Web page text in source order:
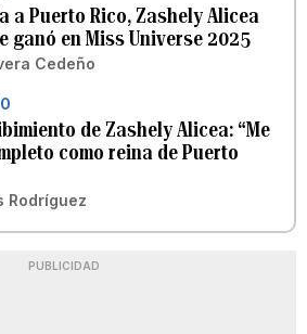
a Puerto Rico, Zashely Alicea
ganó en Miss Universe 2025
Cedeño
de Zashely Alicea: “Me
como reina de Puerto
Rodríguez
PUBLICIDAD